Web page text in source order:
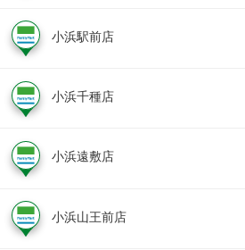
小浜駅前店
小浜千種店
小浜遠敷店
小浜山王前店